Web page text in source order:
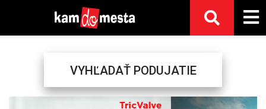
VYHĽADAŤ PODUJATIE